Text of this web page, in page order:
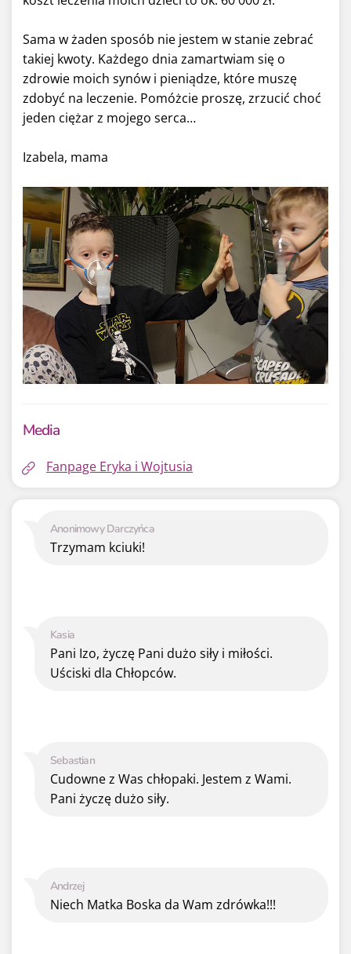
Sama w żaden sposób nie jestem w stanie zebrać
takiej kwoty. Każdego dnia zamartwiam się o
zdrowie moich synów i pieniądze, które muszę
zdobyć na leczenie. Pomóżcie proszę, zrzucić choć
jeden ciężar z mojego serca…
Izabela, mama
Media
Fanpage Eryka i Wojtusia
Andrzej
Niech Matka Boska da Wam zdrówka!!!
Sebastian
Cudowne z Was chłopaki. Jestem z Wami.
Pani życzę dużo siły.
Kasia
Pani Izo, życzę Pani dużo siły i miłości.
Uściski dla Chłopców.
Anonimowy Darczyńca
Trzymam kciuki!